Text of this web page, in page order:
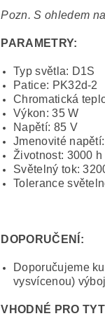
Pozn. S ohledem
PARAMETRY:
Typ světla: D1S
Patice: PK32d-2
Chromatická
Výkon: 35 W
Napětí: 85 V
Jmenovité
Životnost: 3000 h
Světelný tok:
Tolerance
DOPORUČENÍ:
Doporučujeme
vysvícenou)
VHODNÉ PRO